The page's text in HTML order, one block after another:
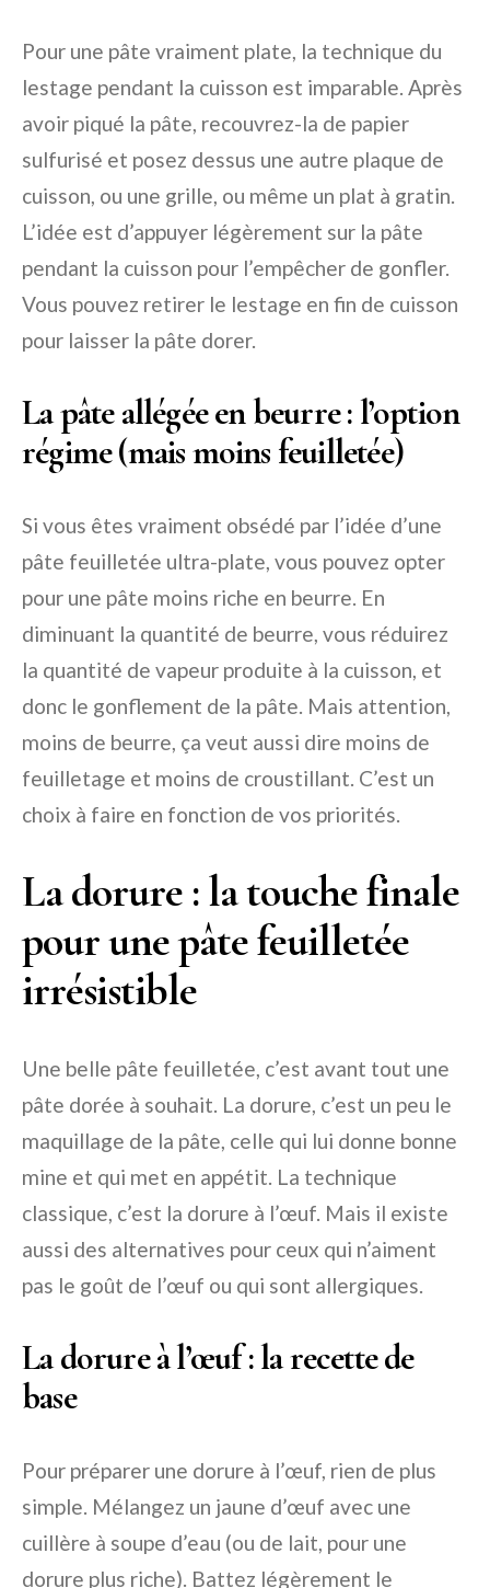
Pour une pâte vraiment plate, la technique du
lestage pendant la cuisson est imparable. Après
avoir piqué la pâte, recouvrez-la de papier
sulfurisé et posez dessus une autre plaque de
cuisson, ou une grille, ou même un plat à gratin.
L’idée est d’appuyer légèrement sur la pâte
pendant la cuisson pour l’empêcher de gonfler.
Vous pouvez retirer le lestage en fin de cuisson
pour laisser la pâte dorer.
La pâte allégée en beurre : l’option
régime (mais moins feuilletée)
Si vous êtes vraiment obsédé par l’idée d’une
pâte feuilletée ultra-plate, vous pouvez opter
pour une pâte moins riche en beurre. En
diminuant la quantité de beurre, vous réduirez
la quantité de vapeur produite à la cuisson, et
donc le gonflement de la pâte. Mais attention,
moins de beurre, ça veut aussi dire moins de
feuilletage et moins de croustillant. C’est un
choix à faire en fonction de vos priorités.
La dorure : la touche finale
pour une pâte feuilletée
irrésistible
Une belle pâte feuilletée, c’est avant tout une
pâte dorée à souhait. La dorure, c’est un peu le
maquillage de la pâte, celle qui lui donne bonne
mine et qui met en appétit. La technique
classique, c’est la dorure à l’œuf. Mais il existe
aussi des alternatives pour ceux qui n’aiment
pas le goût de l’œuf ou qui sont allergiques.
La dorure à l’œuf : la recette de
base
Pour préparer une dorure à l’œuf, rien de plus
simple. Mélangez un jaune d’œuf avec une
cuillère à soupe d’eau (ou de lait, pour une
dorure plus riche). Battez légèrement le